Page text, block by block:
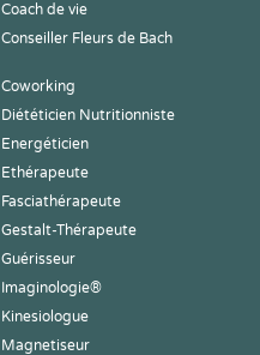
Coach de vie
Conseiller Fleurs de Bach
Coworking
Diététicien Nutritionniste
Energéticien
Ethérapeute
Fasciathérapeute
Gestalt-Thérapeute
Guérisseur
Imaginologie®
Kinesiologue
Magnetiseur